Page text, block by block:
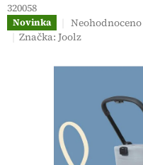
320058
Novinka
Průměrné
hodnocení
hvězdiček.
Neohodnoceno
Značka:Joolz